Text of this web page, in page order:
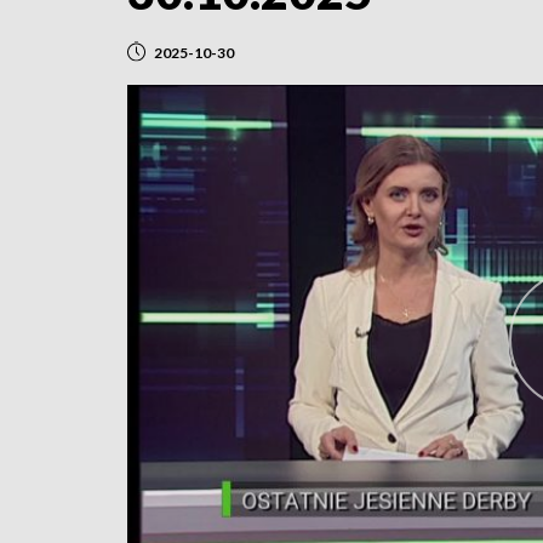
2025-10-30